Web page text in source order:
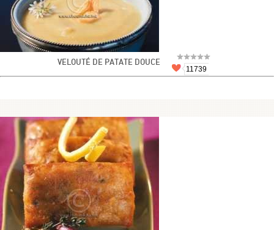
VELOUTÉ DE PATATE DOUCE
11739